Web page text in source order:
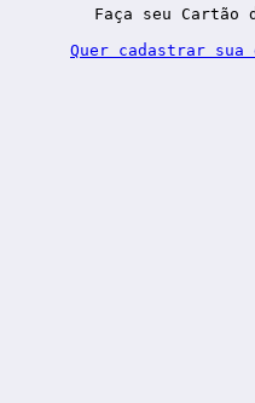
Faça seu
Quer cadastrar sua